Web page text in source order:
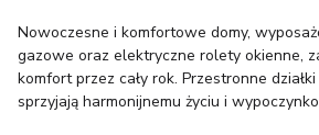
Nowoczesne i komfortowe domy,
gazowe oraz elektryczne rolety okienne,
komfort przez cały rok. Przestronne
sprzyjają harmonijnemu życiu i